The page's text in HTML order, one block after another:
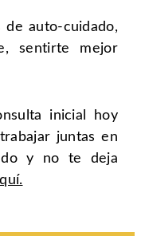
auto-cuidado,
sentirte mejor
inicial hoy
juntas en
y no te deja